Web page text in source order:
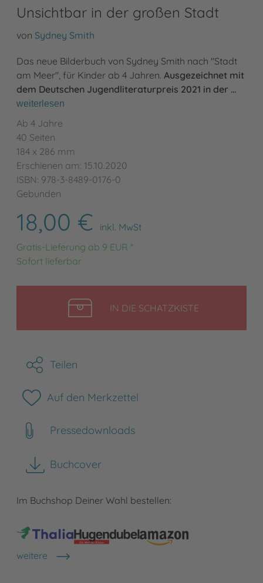
Unsichtbar in der großen Stadt
von Sydney Smith
Das neue Bilderbuch von Sydney Smith nach "Stadt
am Meer", für Kinder ab 4 Jahren. Ausgezeichnet mit
dem Deutschen Jugendliteraturpreis 2021 in der …
weiterlesen
Ab 4 Jahre
40 Seiten
184 x 286 mm
Erschienen am: 15.10.2020
ISBN: 978-3-8489-0176-0
Gebunden
18,00 €
inkl. MwSt
Gratis-Lieferung ab 9 EUR *
Sofort lieferbar
IN DIE SCHATZKISTELEGEN
Teilen
Auf den Merkzettel
Pressedownloads
Buchcover
herunterladen
Im Buchshop Deiner Wahl bestellen:
weitere
Shops anzeigen